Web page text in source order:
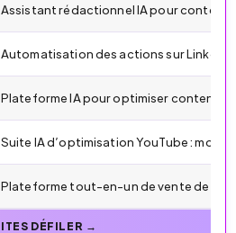
Assistant rédactionnel IA pour contenu
Automatisation des actions sur
Plateforme IA pour optimiser contenu
Suite IA d’optimisation YouTube :
Plateforme tout-en-un de vente de